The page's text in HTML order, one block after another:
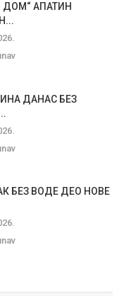
ДОМ“ АПАТИН
ДАНАС БЕЗ
БЕЗ ВОДЕ ДЕО НОВЕ